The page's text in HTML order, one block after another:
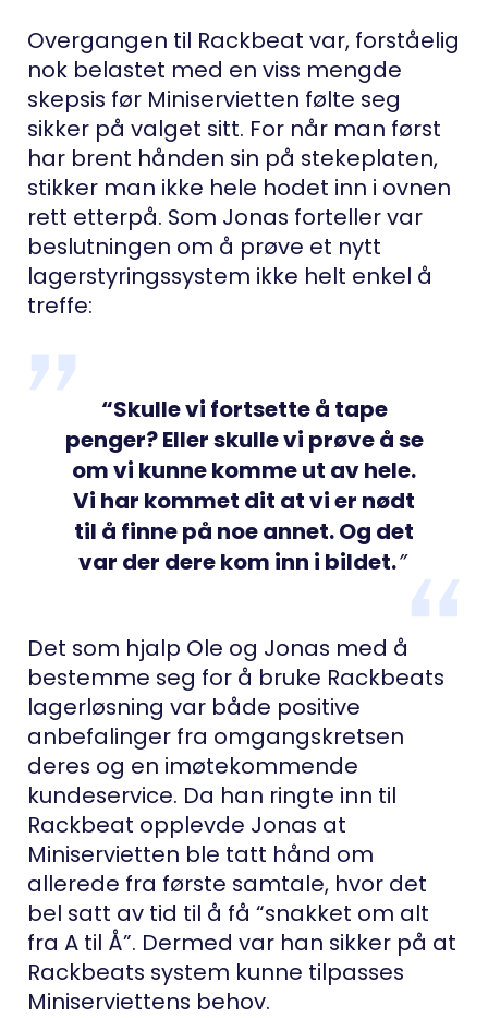
Overgangen til Rackbeat var, forståelig
nok belastet med en viss mengde
skepsis før Miniservietten følte seg
sikker på valget sitt. For når man først
har brent hånden sin på stekeplaten,
stikker man ikke hele hodet inn i ovnen
rett etterpå. Som Jonas forteller var
beslutningen om å prøve et nytt
lagerstyringssystem ikke helt enkel å
treffe:
“Skulle vi fortsette å tape
penger? Eller skulle vi prøve å se
om vi kunne komme ut av hele.
Vi har kommet dit at vi er nødt
til å finne på noe annet. Og det
var der dere kom inn i bildet.”
Det som hjalp Ole og Jonas med å
bestemme seg for å bruke Rackbeats
lagerløsning var både positive
anbefalinger fra omgangskretsen
deres og en imøtekommende
kundeservice. Da han ringte inn til
Rackbeat opplevde Jonas at
Miniservietten ble tatt hånd om
allerede fra første samtale, hvor det
bel satt av tid til å få “snakket om alt
fra A til Å”. Dermed var han sikker på at
Rackbeats system kunne tilpasses
Miniserviettens behov.